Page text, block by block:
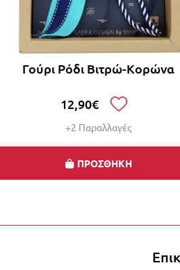
Γούρι Ρόδι Βιτρώ-Κορώνα
12,90€
+2 Παραλλαγές
ΠΡΟΣΘΗΚΗ